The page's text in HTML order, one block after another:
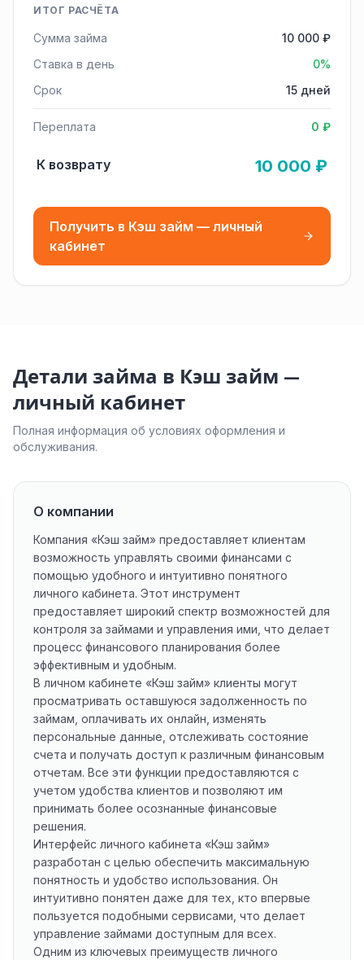
ИТОГ РАСЧЁТА
Сумма займа
10 000 ₽
Ставка в день
0%
Срок
15 дней
Переплата 0 ₽
К возврату 10 000 ₽
Получить в Кэш займ — личный
кабинет
Детали займа в Кэш займ —
личный кабинет
Полная информация об условиях оформления и
обслуживания.
О компании
Компания «Кэш займ» предоставляет клиентам
возможность управлять своими финансами с
помощью удобного и интуитивно понятного
личного кабинета. Этот инструмент
предоставляет широкий спектр возможностей для
контроля за займами и управления ими, что делает
процесс финансового планирования более
эффективным и удобным.
В личном кабинете «Кэш займ» клиенты могут
просматривать оставшуюся задолженность по
займам, оплачивать их онлайн, изменять
персональные данные, отслеживать состояние
счета и получать доступ к различным финансовым
отчетам. Все эти функции предоставляются с
учетом удобства клиентов и позволяют им
принимать более осознанные финансовые
решения.
Интерфейс личного кабинета «Кэш займ»
разработан с целью обеспечить максимальную
понятность и удобство использования. Он
интуитивно понятен даже для тех, кто впервые
пользуется подобными сервисами, что делает
управление займами доступным для всех.
Одним из ключевых преимуществ личного